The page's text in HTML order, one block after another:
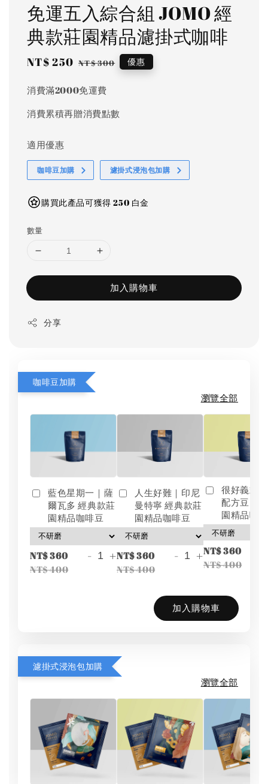
免運五入綜合組 JOMO 經
典款莊園精品濾掛式咖啡
Sale
NT$ 250 Regular
NT$ 300 優惠
消費滿2000免運費
消費累積再贈消費點數
適用優惠
咖啡豆加購 濾掛式浸泡包加購
購買此產品可獲得 250 白金
數量
加入購物車
分享
咖啡豆加購
瀏覽全部
藍色星期一｜薩
爾瓦多 經典款莊
園精品咖啡豆
NT$ 360
NT$ 400
- +
人生好難｜印尼
曼特寧 經典款莊
園精品咖啡豆
NT$ 360
NT$ 400
- +
很好義式
配方豆 經
園精品咖
NT$ 360
NT$ 400
加入購物車
濾掛式浸泡包加購
瀏覽全部